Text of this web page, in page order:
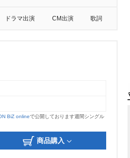
ドラマ出演 CM出演 歌詞
BiZ onlineで公開しております週間シングル
商品購入